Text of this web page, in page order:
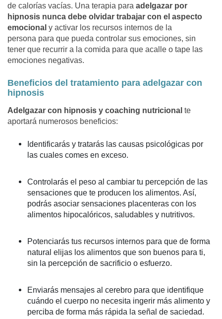
de calorías vacías. Una terapia para adelgazar por
hipnosis nunca debe olvidar trabajar con el aspecto
emocional y activar los recursos internos de la
persona para que pueda controlar sus emociones, sin
tener que recurrir a la comida para que acalle o tape las
emociones negativas.
Beneficios del tratamiento para adelgazar con
hipnosis
Adelgazar con hipnosis y coaching nutricional te
aportará numerosos beneficios:
Identificarás y tratarás las causas psicológicas por
las cuales comes en exceso.
Controlarás el peso al cambiar tu percepción de las
sensaciones que te producen los alimentos. Así,
podrás asociar sensaciones placenteras con los
alimentos hipocalóricos, saludables y nutritivos.
Potenciarás tus recursos internos para que de forma
natural elijas los alimentos que son buenos para ti,
sin la percepción de sacrificio o esfuerzo.
Enviarás mensajes al cerebro para que identifique
cuándo el cuerpo no necesita ingerir más alimento y
perciba de forma más rápida la señal de saciedad.